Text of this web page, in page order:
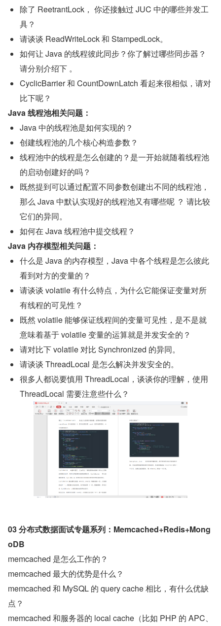
除了 ReetrantLock， 你还接触过 JUC 中的哪些并发工
具？
请谈谈 ReadWriteLock 和 StampedLock。
如何让 Java 的线程彼此同步？你了解过哪些同步器？
请分别介绍下 。
CyclicBarrier 和 CountDownLatch 看起来很相似，请对
比下呢？
Java 线程池相关问题：
Java 中的线程池是如何实现的？
创建线程池的几个核心构造参数？
线程池中的线程是怎么创建的？是一开始就随着线程池
的启动创建好的吗？
既然提到可以通过配置不同参数创建出不同的线程池，
那么 Java 中默认实现好的线程池又有哪些呢 ？ 请比较
它们的异同。
如何在 Java 线程池中提交线程？
Java 内存模型相关问题：
什么是 Java 的内存模型，Java 中各个线程是怎么彼此
看到对方的变量的？
请谈谈 volatile 有什么特点，为什么它能保证变量对所
有线程的可见性？
既然 volatile 能够保证线程间的变量可见性，是不是就
意味着基于 volatile 变量的运算就是并发安全的？
请对比下 volatile 对比 Synchronized 的异同。
请谈谈 ThreadLocal 是怎么解决并发安全的。
很多人都说要慎用 ThreadLocal，谈谈你的理解，使用
ThreadLocal 需要注意些什么？
03 分布式数据面试专题系列：Memcached+Redis+Mong
oDB
memcached 是怎么工作的？
memcached 最大的优势是什么？
memcached 和 MySQL 的 query cache 相比，有什么优缺
点？
memcached 和服务器的 local cache（比如 PHP 的 APC、